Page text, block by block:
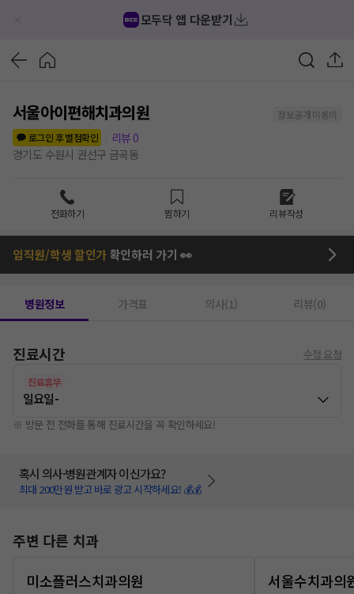
모두닥 앱 다운받기
서울아이편해치과의원
정보공개 미동의
로그인 후 별점확인
리뷰 0
경기도 수원시 권선구 금곡동
전화하기 찜하기 리뷰작성
임직원/학생 할인가확인하러 가기 👀
병원정보 가격표 의사(1) 리뷰(0)
진료시간 수정 요청
진료휴무
일요일-
※ 방문 전 전화를 통해 진료시간을 꼭 확인하세요!
혹시 의사·병원관계자 이신가요?
최대 200만원 받고 바로 광고 시작하세요! 💰💰
주변 다른 치과
미소플러스치과의원
서울수치과의